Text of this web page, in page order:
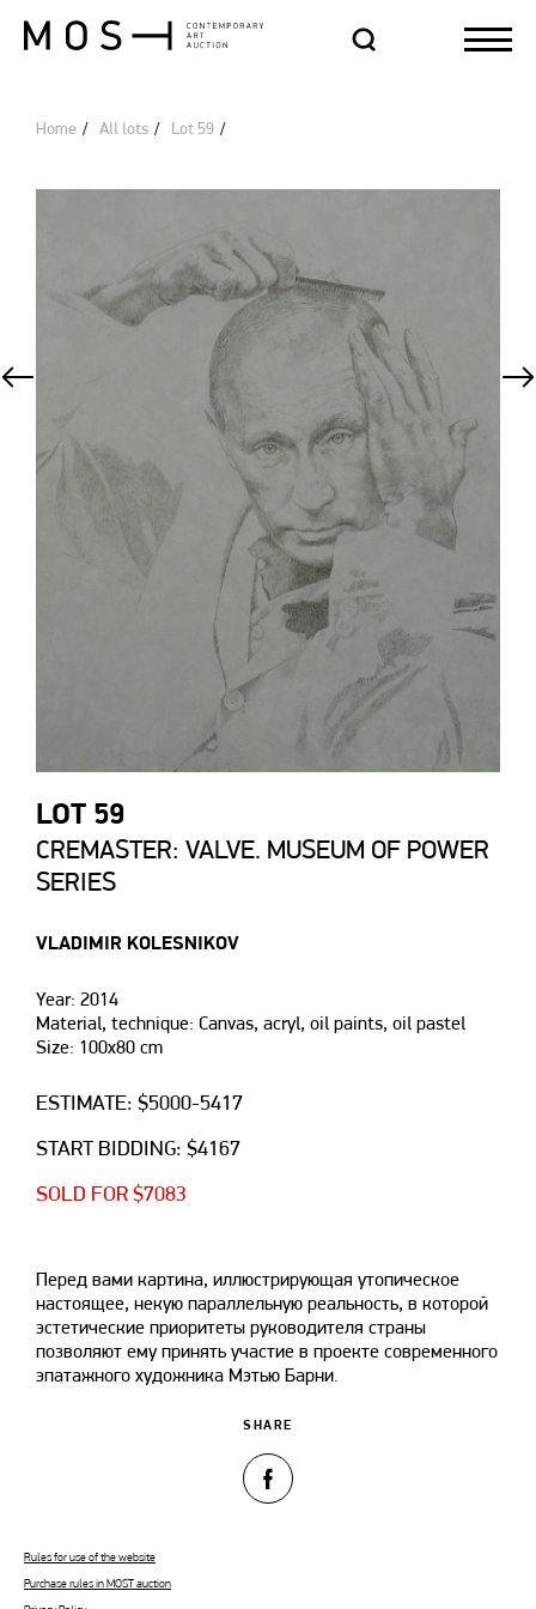
Home All lots Lot 59
VLADIMIR KOLESNIKOV
CREMASTER: VALVE. MUSEUM OF POWER
SERIES
LOT 59
Year: 2014
Material, technique: Canvas, acryl, oil paints, oil pastel
Size: 100х80 cm
ESTIMATE: $5000-5417
START BIDDING: $4167
SOLD FOR $7083
Перед вами картина, иллюстрирующая утопическое
настоящее, некую параллельную реальность, в которой
эстетические приоритеты руководителя страны
позволяют ему принять участие в проекте современного
эпатажного художника Мэтью Барни.
SHARE
Rules for use of the website
Purchase rules in MOST auction